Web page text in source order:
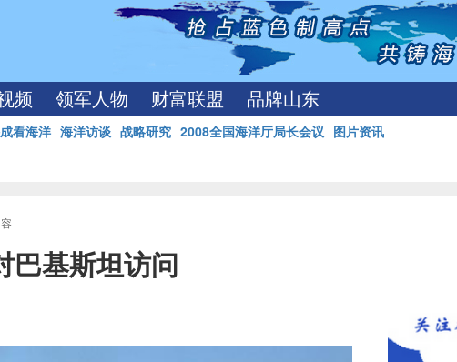
频 领军人物 财富联盟 品牌山东
看海洋 海洋访谈 战略研究 2008全国海洋厅局长会议 图片资讯
巴基斯坦访问